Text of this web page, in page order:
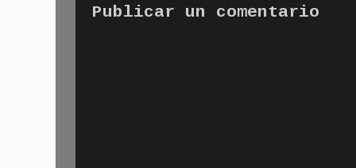
Publicar un comentario